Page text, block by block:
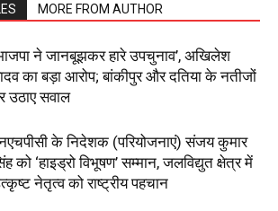
MORE FROM AUTHOR
ने जानबूझकर हारे उपचुनाव’, अखिलेश
का बड़ा आरोप; बांकीपुर और दतिया के नतीजों
उठाए सवाल
के निदेशक (परियोजनाएं) संजय कुमार
को ‘हाइड्रो विभूषण’ सम्मान, जलविद्युत क्षेत्र में
नेतृत्व को राष्ट्रीय पहचान